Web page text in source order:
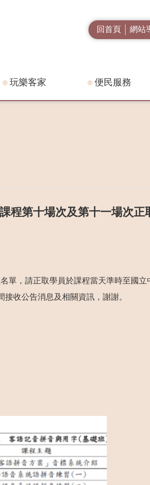
回首頁 網站
玩樂客家 便民服務
程第十場次及第十一場次正
單，請正取學員於課程當天準時至國
接收公告消息及相關資訊，謝謝。